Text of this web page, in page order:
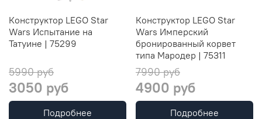
Конструктор LEGO Star
Wars Испытание на
Татуине | 75299
5990 руб
3050 руб
Подробнее
Конструктор LEGO Star
Wars Имперский
бронированный корвет
типа Мародер | 75311
7990 руб
4900 руб
Подробнее